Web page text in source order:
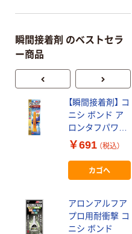
瞬間接着剤 のベストセラ
ー商品
【瞬間接着剤】 コ
ニシ ボンド ア
ロンタフパワー
スリム #05823
1個
￥691 （税込）
カゴへ
アロンアルフア
プロ用耐衝撃 コ
ニシ ボンド